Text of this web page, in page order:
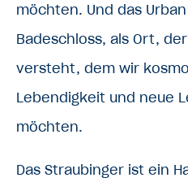
möchten. Und das
Badeschloss, als Ort,
versteht, dem wir
Lebendigkeit und neue
möchten.
Das Straubinger ist ein